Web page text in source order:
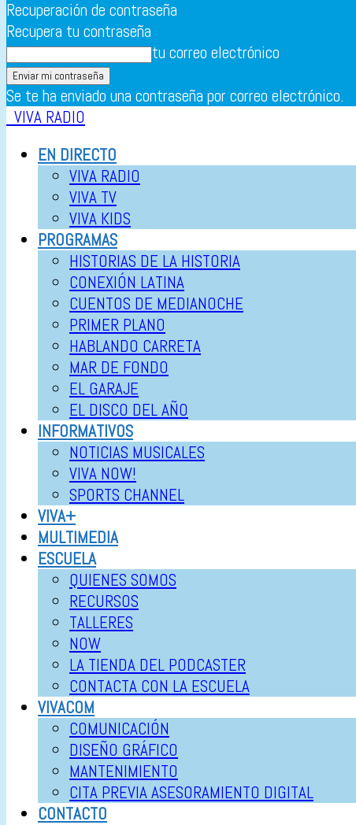
Recuperación de contraseña
Recupera tu contraseña
tu correo electrónico
Se te ha enviado una contraseña por correo electrónico.
VIVA RADIO
EN DIRECTO
VIVA RADIO
VIVA TV
VIVA KIDS
PROGRAMAS
HISTORIAS DE LA HISTORIA
CONEXIÓN LATINA
CUENTOS DE MEDIANOCHE
PRIMER PLANO
HABLANDO CARRETA
MAR DE FONDO
EL GARAJE
EL DISCO DEL AÑO
INFORMATIVOS
NOTICIAS MUSICALES
VIVA NOW!
SPORTS CHANNEL
VIVA+
MULTIMEDIA
ESCUELA
QUIENES SOMOS
RECURSOS
TALLERES
NOW
LA TIENDA DEL PODCASTER
CONTACTA CON LA ESCUELA
VIVACOM
COMUNICACIÓN
DISEÑO GRÁFICO
MANTENIMIENTO
CITA PREVIA ASESORAMIENTO DIGITAL
CONTACTO